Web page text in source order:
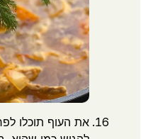
את העוף תוכלו